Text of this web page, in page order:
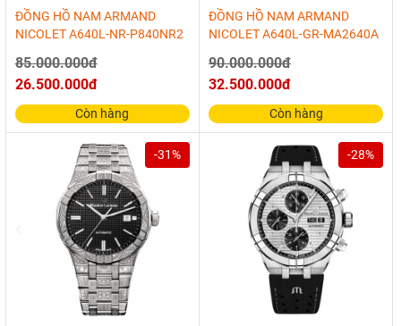
ĐỒNG HỒ NAM ARMAND
NICOLET A640L-NR-P840NR2
85.000.000đ
26.500.000đ
Còn hàng
ĐỒNG HỒ NAM ARMAND
NICOLET A640L-GR-MA2640A
90.000.000đ
32.500.000đ
Còn hàng
-31% -28%